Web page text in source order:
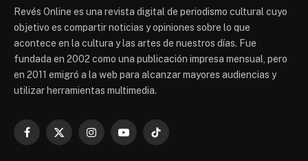
Revés Online es una revista digital de periodismo cultural cuyo
objetivo es compartir noticias y opiniones sobre lo que
acontece en la cultura y las artes de nuestros días. Fue
fundada en 2002 como una publicación impresa mensual, pero
en 2011 emigró a la web para alcanzar mayores audiencias y
utilizar herramientas multimedia.
Facebook
X
InstagramYouTubeTikTok